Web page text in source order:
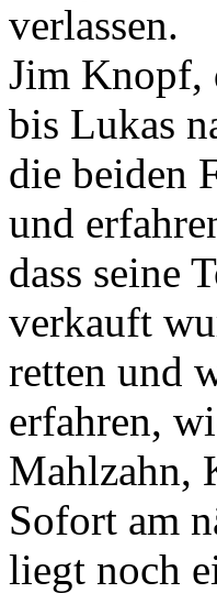
verlassen.
Jim Knopf,
bis Lukas
die beiden
und
dass seine
verkauft
retten und
erfahren,
Mahlzahn,
Sofort am
liegt noch